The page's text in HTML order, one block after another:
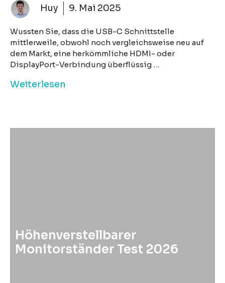
Huy 9. Mai 2025
Wussten Sie, dass die USB-C Schnittstelle
mittlerweile, obwohl noch vergleichsweise neu auf
dem Markt, eine herkömmliche HDMI- oder
DisplayPort-Verbindung überflüssig …
Weiterlesen
Höhenverstellbarer
Monitorständer Test 2026